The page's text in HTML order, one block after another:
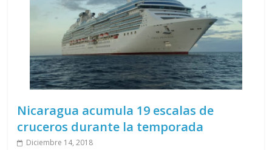
Nicaragua acumula 19 escalas de
cruceros durante la temporada
Diciembre 14, 2018